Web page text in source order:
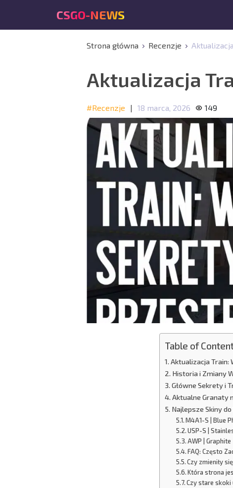
CSGO-NEWS
Strona główna Recenzje
Aktualizacja
#Recenzje | 18 marca, 2026 149
Table of
Aktualizacja Train:
Historia i Zmiany
Główne Sekrety i
Aktualne Granaty
Najlepsze Skiny
M4A1-S | Blue
USP-S |
AWP | Graphite
FAQ: Często
Czy zmieniły
Która strona
Czy stare skoki